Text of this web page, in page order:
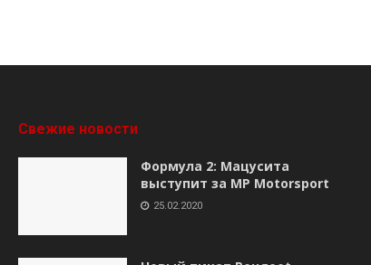
Свежие новости
Формула 2: Мацусита
выступит за MP Motorsport
25.02.2020